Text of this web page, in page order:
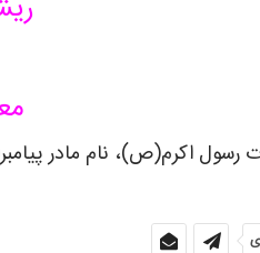
رسول اکرم(ص)، نام مادر